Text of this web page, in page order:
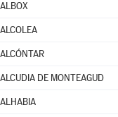
ALBOX
ALCOLEA
ALCÓNTAR
ALCUDIA DE MONTEAGUD
ALHABIA